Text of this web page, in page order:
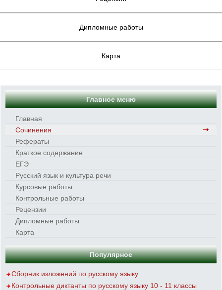
Дипломные работы
Карта
Главное меню
Главная
Сочинения
Рефераты
Краткое содержание
ЕГЭ
Русский язык и культура речи
Курсовые работы
Контрольные работы
Рецензии
Дипломные работы
Карта
Популярное
Сборник изложений по русскому языку
Контрольные диктанты по русскому языку 10 - 11 классы